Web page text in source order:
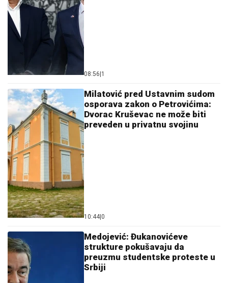
08:56 1
Milatović pred Ustavnim sudom
osporava zakon o Petrovićima:
Dvorac Kruševac ne može biti
preveden u privatnu svojinu
10:44 0
Medojević: Đukanovićeve
strukture pokušavaju da
preuzmu studentske proteste u
Srbiji